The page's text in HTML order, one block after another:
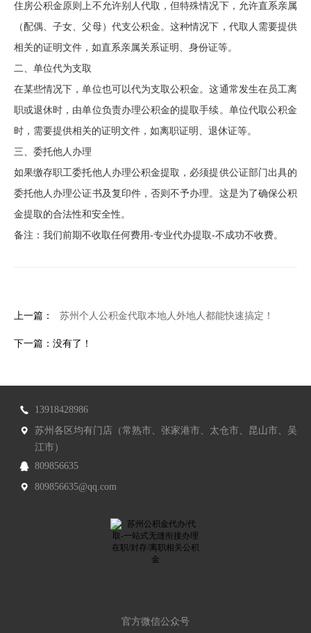
住房公积金原则上不允许别人代取，但特殊情况下，允许直系亲属
（配偶、子女、父母）代支公积金。这种情况下，代取人需要提供
相关的证明文件，如直系亲属关系证明、身份证等。
二、单位代为支取
在某些情况下，单位也可以代为支取公积金。这通常发生在员工离
职或退休时，由单位负责办理公积金的提取手续。单位代取公积金
时，需要提供相关的证明文件，如离职证明、退休证等。
三、委托他人办理
如果缴存职工委托他人办理公积金提取，必须提供公证部门出具的
委托他人办理公证书及复印件，否则不予办理。这是为了确保公积
金提取的合法性和安全性。
备注：我们前期不收取任何费用-专业代办提取-不成功不收费。
上一篇： 苏州个人公积金代取本地人外地人都能快速搞定！
下一篇：没有了！
13918428986
苏州各区均有门店（常熟市、张家港市、太仓市、昆山市、吴
江市）
809856635
809856635@qq.com
官方微信公众号